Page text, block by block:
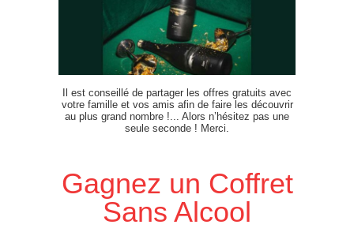
Il est conseillé de partager les offres gratuits avec
votre famille et vos amis afin de faire les découvrir
au plus grand nombre !... Alors n’hésitez pas une
seule seconde ! Merci.
Gagnez un Coffret
Sans Alcool